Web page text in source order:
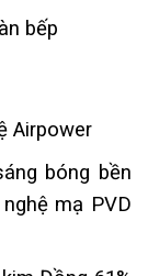
bếp
Airpower
bóng bền
mạ PVD